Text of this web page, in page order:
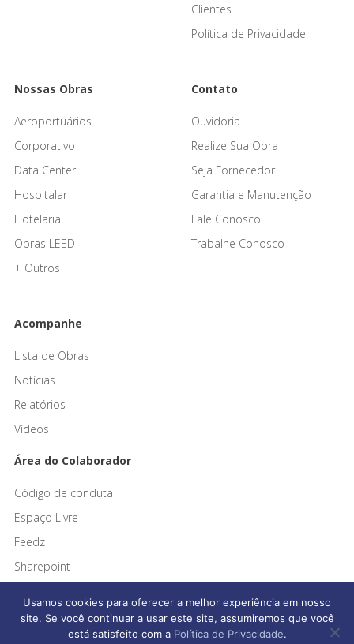
Clientes
Política de Privacidade
Nossas Obras
Aeroportuários
Corporativo
Data Center
Hospitalar
Hotelaria
Obras LEED
+ Outros
Contato
Ouvidoria
Realize Sua Obra
Seja Fornecedor
Garantia e Manutenção
Fale Conosco
Trabalhe Conosco
Acompanhe
Lista de Obras
Notícias
Relatórios
Vídeos
Área do Colaborador
Código de conduta
Espaço Livre
Feedz
Sharepoint
Usamos cookies para oferecer a melhor experiência em nosso
site. Se você continuar a usar este site, assumiremos que você
está satisfeito com a Política de Privacidade.